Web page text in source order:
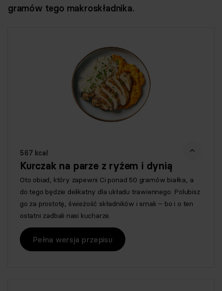
gramów tego makroskładnika.
567 kcal
Kurczak na parze z ryżem i dynią
Oto obiad, który zapewni Ci ponad 50 gramów białka, a
do tego będzie delikatny dla układu trawiennego. Polubisz
go za prostotę, świeżość składników i smak – bo i o ten
ostatni zadbali nasi kucharze.
Pełna wersja przepisu